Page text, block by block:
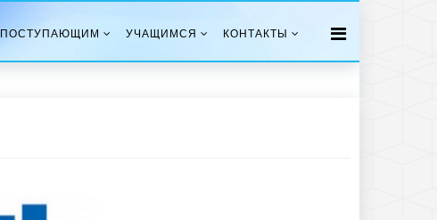
ПОСТУПАЮЩИМ УЧАЩИМСЯ КОНТАКТЫ